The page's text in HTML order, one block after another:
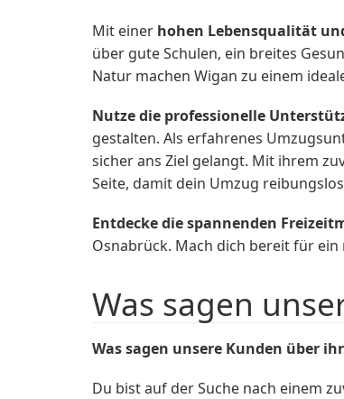
Mit einer hohen Lebensqualität
über gute Schulen, ein breites
Natur machen Wigan zu einem
Nutze die professionelle
gestalten. Als erfahrenes
sicher ans Ziel gelangt. Mit ihrem
Seite, damit dein Umzug
Entdecke die spannenden
Osnabrück. Mach dich bereit für
Was sagen
Was sagen unsere Kunden über
Du bist auf der Suche nach einem